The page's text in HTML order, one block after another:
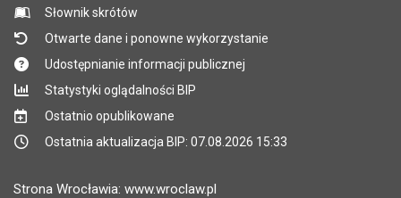
Słownik skrótów
Otwarte dane i ponowne wykorzystanie
Udostępnianie informacji publicznej
Statystyki oglądalności BIP
Ostatnio opublikowane
Ostatnia aktualizacja BIP: 07.08.2026 15:33
Strona Wrocławia: www.wroclaw.pl